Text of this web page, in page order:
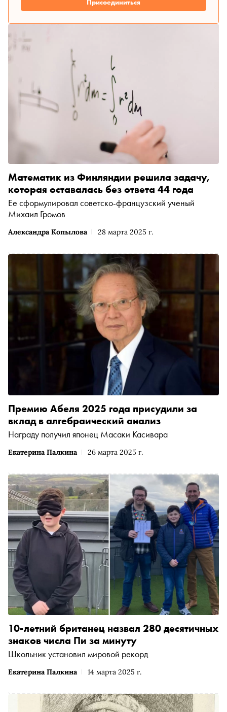
Александра Копылова 28 марта 2025 г.
Математик из Финляндии решила задачу,
которая оставалась без ответа 44 года
Ее сформулировал советско-французский ученый
Михаил Громов
Екатерина Палкина 26 марта 2025 г.
Премию Абеля 2025 года присудили за
вклад в алгебраический анализ
Награду получил японец Масаки Касивара
Екатерина Палкина 14 марта 2025 г.
10-летний британец назвал 280 десятичных
знаков числа Пи за минуту
Школьник установил мировой рекорд